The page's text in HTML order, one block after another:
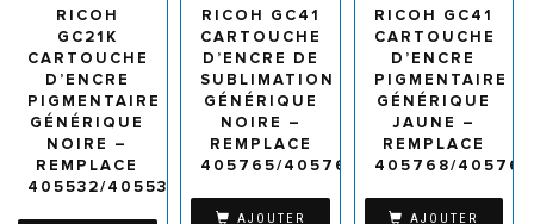
RICOH
GC21K
CARTOUCHE
D’ENCRE
PIGMENTAIRE
GÉNÉRIQUE
NOIRE –
REMPLACE
405532/405536
RICOH GC41
CARTOUCHE
D’ENCRE DE
SUBLIMATION
GÉNÉRIQUE
NOIRE –
REMPLACE
405765/405761
AJOUTER
RICOH GC41
CARTOUCHE
D’ENCRE
PIGMENTAIRE
GÉNÉRIQUE
JAUNE –
REMPLACE
405768/405764
AJOUTER